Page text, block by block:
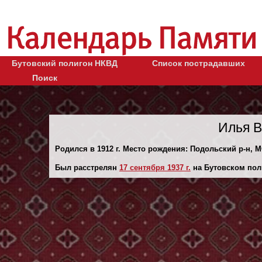
Бутовский полигон НКВД
Список пострадавших
Поиск
Илья
Родился в 1912 г. Место рождения: Подольский р-н,
Был расстрелян 17 сентября 1937 г. на Бутовском